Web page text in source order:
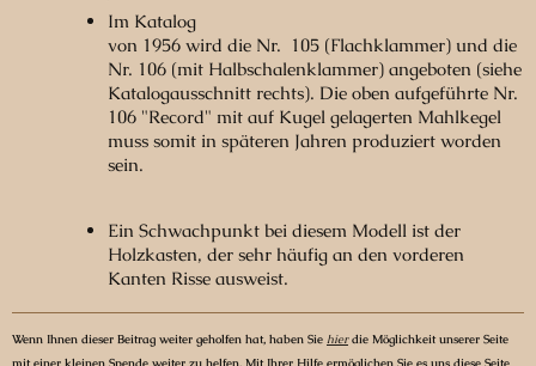
Im Katalog
von 1956 wird die Nr. 105 (Flachklammer) und die
Nr. 106 (mit Halbschalenklammer) angeboten (siehe
Katalogausschnitt rechts). Die oben aufgeführte Nr.
106 "Record" mit auf Kugel gelagerten Mahlkegel
muss somit in späteren Jahren produziert worden
sein.
Ein Schwachpunkt bei diesem Modell ist der
Holzkasten, der sehr häufig an den vorderen
Kanten Risse ausweist.
Wenn Ihnen dieser Beitrag weiter geholfen hat, haben Sie hierdie Möglichkeit unserer Seite